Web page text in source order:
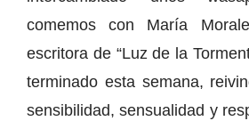
comemos con María
escritora de “Luz de la
terminado esta semana,
sensibilidad, sensualidad y